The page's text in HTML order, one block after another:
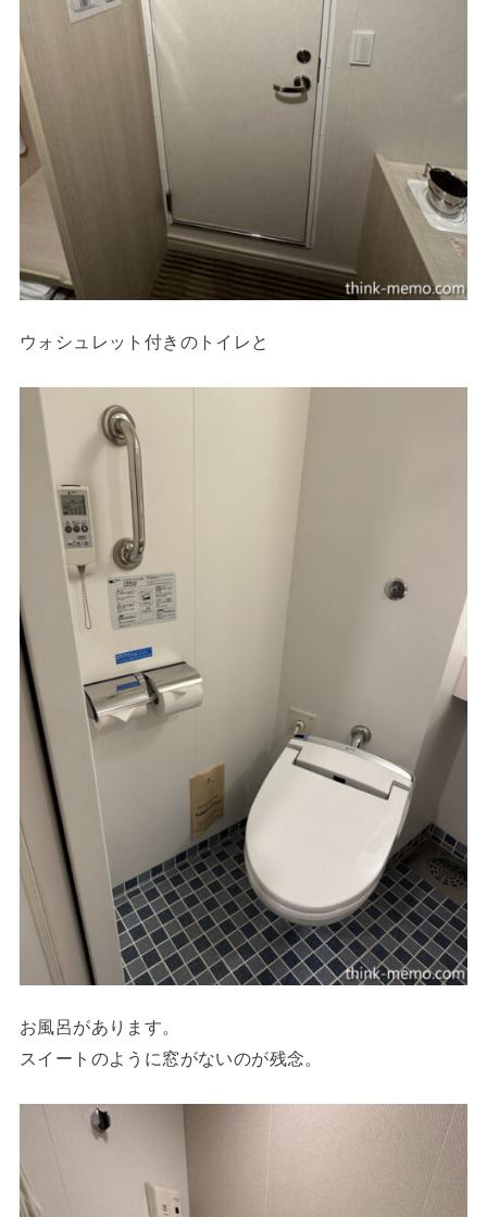
ウォシュレット付きのトイレと
お風呂があります。
スイートのように窓がないのが残念。